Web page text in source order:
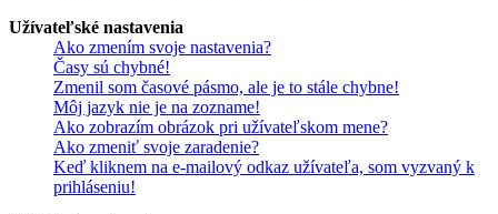
Užívateľské nastavenia
Ako zmením svoje nastavenia?
Časy sú chybné!
Zmenil som časové pásmo, ale je to stále chybne!
Môj jazyk nie je na zozname!
Ako zobrazím obrázok pri užívateľskom mene?
Ako zmeniť svoje zaradenie?
Keď kliknem na e-mailový odkaz užívateľa, som vyzvaný k
prihláseniu!